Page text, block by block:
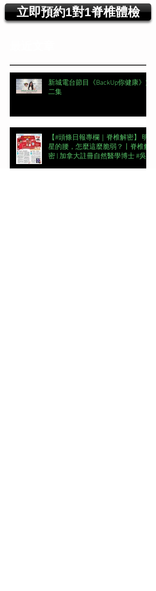
立即預約1對1脊椎體檢
新城電台節目《BackUp你健康》第
二集
【#頭條日報專欄｜脊椎解密】 明
星的腰，怎麼這麼脆弱？丨脊椎解
密 | 加拿大註冊自然醫學博士 #吳